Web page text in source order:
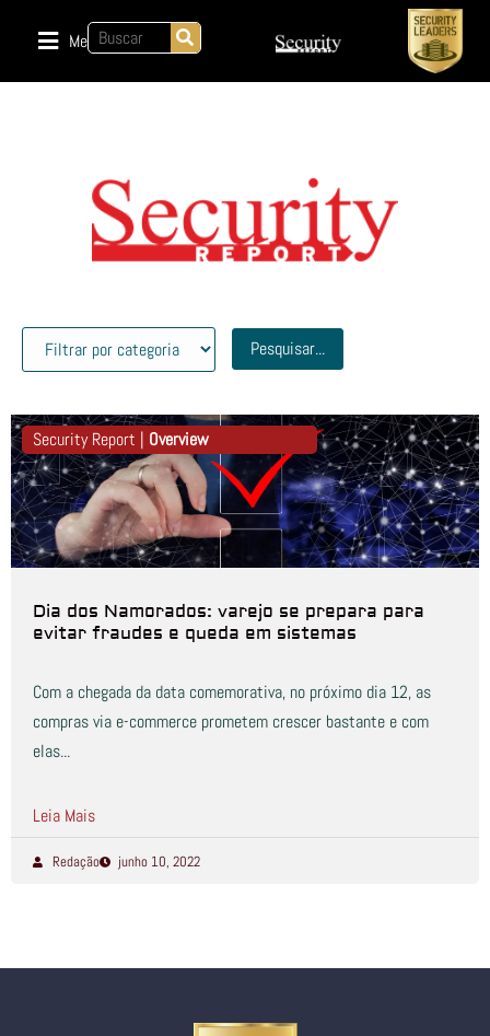
Menu
Pesquisar...
Security Report | Overview
Dia dos Namorados: varejo se prepara para
evitar fraudes e queda em sistemas
Com a chegada da data comemorativa, no próximo dia 12, as
compras via e-commerce prometem crescer bastante e com
elas...
Leia Mais
Redação junho 10, 2022